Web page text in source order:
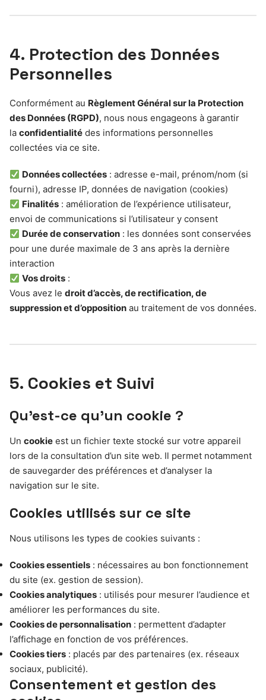
4. Protection des Données
Personnelles
Conformément au Règlement Général sur la Protection
des Données (RGPD), nous nous engageons à garantir
la confidentialité des informations personnelles
collectées via ce site.
Données collectées : adresse e-mail, prénom/nom (si
fourni), adresse IP, données de navigation (cookies)
Finalités : amélioration de l’expérience utilisateur,
envoi de communications si l’utilisateur y consent
Durée de conservation : les données sont conservées
pour une durée maximale de 3 ans après la dernière
interaction
Vos droits :
Vous avez le droit d’accès, de rectification, de
suppression et d’opposition au traitement de vos données.
5. Cookies et Suivi
Qu’est-ce qu’un cookie ?
Un cookie est un fichier texte stocké sur votre appareil
lors de la consultation d’un site web. Il permet notamment
de sauvegarder des préférences et d’analyser la
navigation sur le site.
Cookies utilisés sur ce site
Nous utilisons les types de cookies suivants :
Cookies essentiels : nécessaires au bon fonctionnement
du site (ex. gestion de session).
Cookies analytiques : utilisés pour mesurer l’audience et
améliorer les performances du site.
Cookies de personnalisation : permettent d’adapter
l’affichage en fonction de vos préférences.
Cookies tiers : placés par des partenaires (ex. réseaux
sociaux, publicité).
Consentement et gestion des